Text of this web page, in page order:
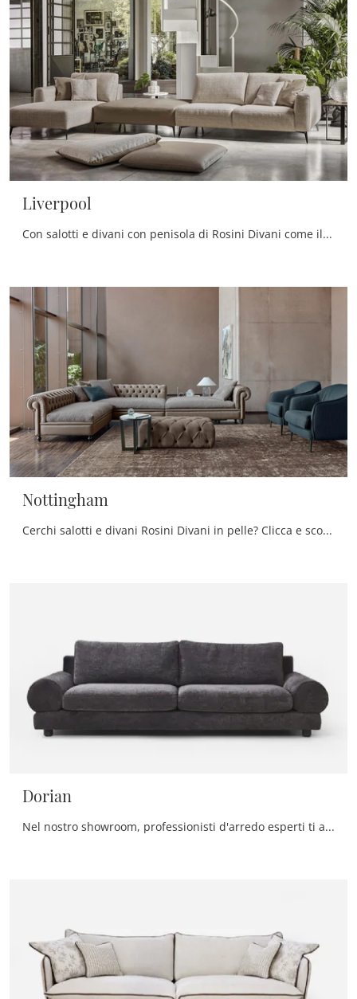
Liverpool
Con salotti e divani con penisola di Rosini Divani come il modello Liverpool in tessuto, potrai completare il tuo concept d'arredo.
Nottingham
Cerchi salotti e divani Rosini Divani in pelle? Clicca e scopri di più sul modello Nottingham per spazi classici.
Dorian
Nel nostro showroom, professionisti d'arredo esperti ti accompagneranno alla scoperta delle più originali proposte di Divani moderni anche rivestiti ...